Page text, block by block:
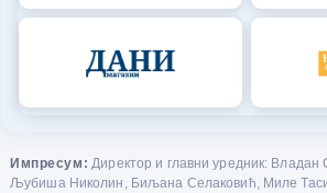
Импресум: Директор и главни уредник: Владан
Љубиша Николин, Биљана Селаковић, Миле